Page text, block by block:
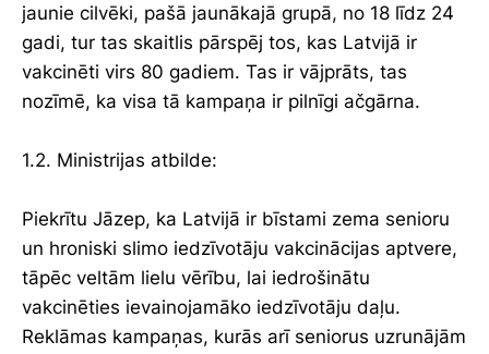
jaunie cilvēki, pašā jaunākajā grupā, no 18 līdz 24
gadi, tur tas skaitlis pārspēj tos, kas Latvijā ir
vakcinēti virs 80 gadiem. Tas ir vājprāts, tas
nozīmē, ka visa tā kampaņa ir pilnīgi ačgārna.
1.2. Ministrijas atbilde:
Piekrītu Jāzep, ka Latvijā ir bīstami zema senioru
un hroniski slimo iedzīvotāju vakcinācijas aptvere,
tāpēc veltām lielu vērību, lai iedrošinātu
vakcinēties ievainojamāko iedzīvotāju daļu.
Reklāmas kampaņas, kurās arī seniorus uzrunājām